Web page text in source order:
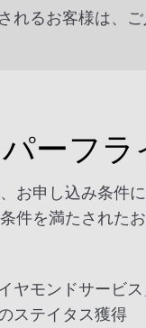
れるお客様は、
ーフ
お申し込み条件
件を満たされた
イヤモンドサービ
ステイタス獲得